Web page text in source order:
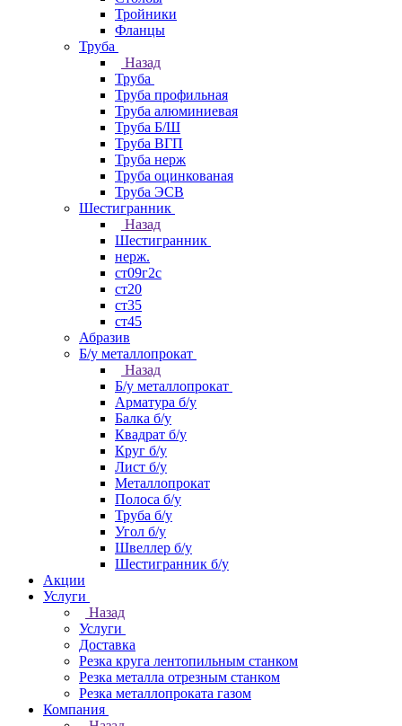
Тройники
Фланцы
Труба
Назад
Труба
Труба профильная
Труба алюминиевая
Труба Б/Ш
Труба ВГП
Труба нерж
Труба оцинкованая
Труба ЭСВ
Шестигранник
Назад
Шестигранник
нерж.
ст09г2с
ст20
ст35
ст45
Абразив
Б/у металлопрокат
Назад
Б/у металлопрокат
Арматура б/у
Балка б/у
Квадрат б/у
Круг б/у
Лист б/у
Металлопрокат
Полоса б/у
Труба б/у
Угол б/у
Швеллер б/у
Шестигранник б/у
Акции
Услуги
Назад
Услуги
Доставка
Резка круга лентопильным станком
Резка металла отрезным станком
Резка металлопроката газом
Компания